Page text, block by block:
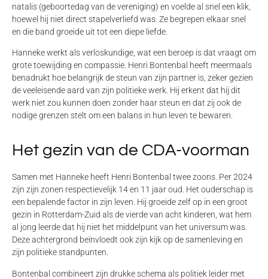
natalis (geboortedag van de vereniging) en voelde al snel een klik,
hoewel hij niet direct stapelverliefd was. Ze begrepen elkaar snel
en die band groeide uit tot een diepe liefde.
Hanneke werkt als verloskundige, wat een beroep is dat vraagt om
grote toewijding en compassie. Henri Bontenbal heeft meermaals
benadrukt hoe belangrijk de steun van zijn partner is, zeker gezien
de veeleisende aard van zijn politieke werk. Hij erkent dat hij dit
werk niet zou kunnen doen zonder haar steun en dat zij ook de
nodige grenzen stelt om een balans in hun leven te bewaren.
Het gezin van de CDA-voorman
Samen met Hanneke heeft Henri Bontenbal twee zoons. Per 2024
zijn zijn zonen respectievelijk 14 en 11 jaar oud. Het ouderschap is
een bepalende factor in zijn leven. Hij groeide zelf op in een groot
gezin in Rotterdam-Zuid als de vierde van acht kinderen, wat hem
al jong leerde dat hij niet het middelpunt van het universum was.
Deze achtergrond beïnvloedt ook zijn kijk op de samenleving en
zijn politieke standpunten.
Bontenbal combineert zijn drukke schema als politiek leider met